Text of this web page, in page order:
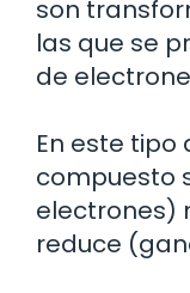
son
las que se
de
En este tipo
compuesto
electrones)
reduce